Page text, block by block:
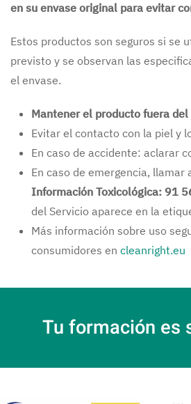
en su envase original para evitar
Estos productos son seguros si se
previsto y se observan las
el envase.
Mantener el producto fuera
Evitar el contacto con la piel y
En caso de accidente: aclarar
En caso de emergencia, llamar
Información Toxicológica: 91
del Servicio aparece en la
Más información sobre uso
consumidores en cleanright.eu
Tu formación es